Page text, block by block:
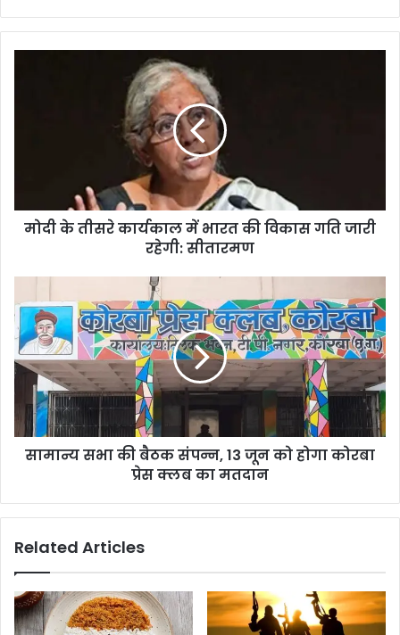
गति
जारी
मोदी के तीसरे कार्यकाल में भारत की विकास गति जारी
रहेगी: सीतारमण
सभा
की
बैठक
संपन्न,
13
को
होगा
कोरबा
सामान्य सभा की बैठक संपन्न, 13 जून को होगा कोरबा
प्रेस क्लब का मतदान
Related Articles